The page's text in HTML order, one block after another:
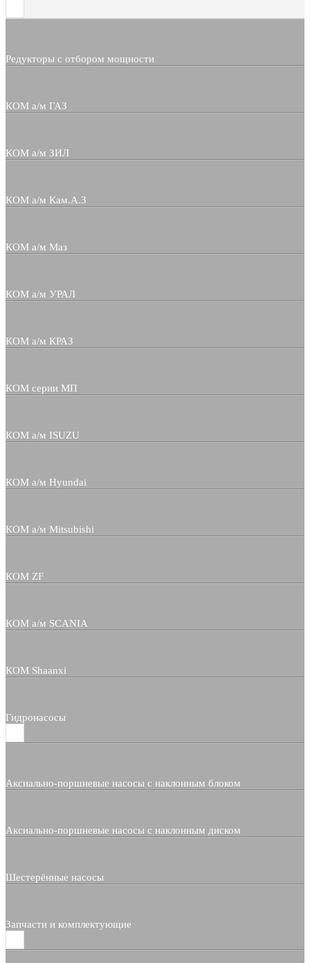
Редукторы с отбором мощности
КОМ а/м ГАЗ
КОМ а/м ЗИЛ
КОМ а/м Кам.А.З
КОМ а/м Маз
КОМ а/м УРАЛ
КОМ а/м КРАЗ
КОМ серии МП
КОМ а/м ISUZU
КОМ а/м Hyundai
КОМ а/м Mitsubishi
КОМ ZF
КОМ а/м SCANIA
КОМ Shaanxi
Гидронасосы
Аксиально-поршневые насосы с наклонным блоком
Аксиально-поршневые насосы с наклонным диском
Шестерённые насосы
Запчасти и комплектующие